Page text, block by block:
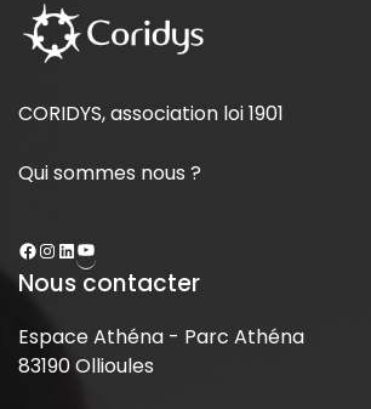
CORIDYS, association loi 1901
Qui sommes nous ?
Nous contacter
Espace Athéna - Parc Athéna
83190 Ollioules